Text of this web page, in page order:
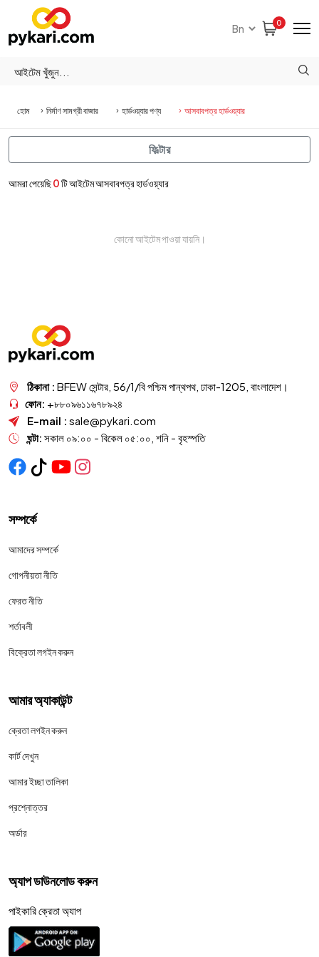
0
হোম নির্মাণ সামগ্রী বাজার হার্ডওয়্যার পণ্য আসবাবপত্র হার্ডওয়্যার
আমরা পেয়েছি0টি আইটেম আসবাবপত্র হার্ডওয়্যার
কোনো আইটেম পাওয়া যায়নি।
ফিল্টার
ঠিকানা : BFEW সেন্টার, 56/1/বি পশ্চিম পান্থপথ, ঢাকা-1205, বাংলাদেশ।
ফোন: +৮৮০৯৬১১৬৭৮৯২৪
E-mail : sale@pykari.com
ঘন্টা: সকাল ০৯:০০ - বিকেল ০৫:০০, শনি - বৃহস্পতি
সম্পর্কে
আমাদের সম্পর্কে
গোপনীয়তা নীতি
ফেরত নীতি
শর্তাবলী
বিক্রেতা লগইন করুন
আমার অ্যাকাউন্ট
ক্রেতা লগইন করুন
কার্ট দেখুন
আমার ইচ্ছা তালিকা
প্রশ্নোত্তর
অর্ডার
অ্যাপ ডাউনলোড করুন
পাইকারি ক্রেতা অ্যাপ